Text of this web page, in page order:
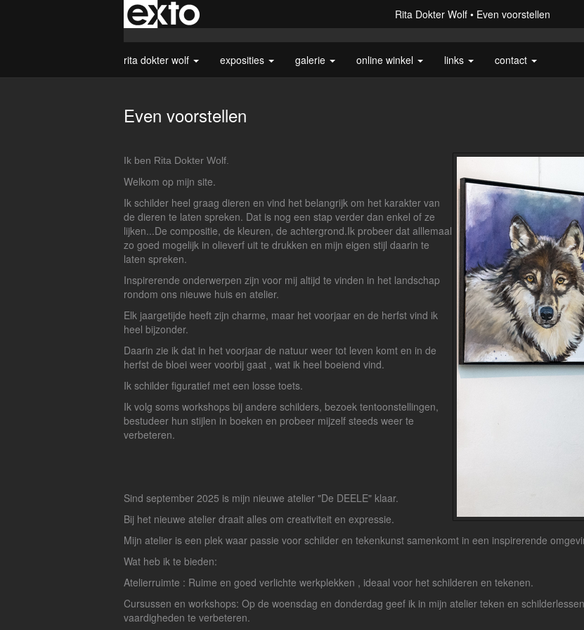
Rita Dokter Wolf Even voorstellen
rita dokter wolf exposities galerie online winkel links contact
Even voorstellen
Ik ben Rita Dokter Wolf.
Welkom op mijn site.
Ik schilder heel graag dieren en vind het belangrijk om het karakter van
de dieren te laten spreken. Dat is nog een stap verder dan enkel of ze
lijken...De compositie, de kleuren, de achtergrond.Ik probeer dat alllemaal
zo goed mogelijk in olieverf uit te drukken en mijn eigen stijl daarin te
laten spreken.
Inspirerende onderwerpen zijn voor mij altijd te vinden in het landschap
rondom ons nieuwe huis en atelier.
Elk jaargetijde heeft zijn charme, maar het voorjaar en de herfst vind ik
heel bijzonder.
Daarin zie ik dat in het voorjaar de natuur weer tot leven komt en in de
herfst de bloei weer voorbij gaat , wat ik heel boeiend vind.
Ik schilder figuratief met een losse toets.
Ik volg soms workshops bij andere schilders, bezoek tentoonstellingen,
bestudeer hun stijlen in boeken en probeer mijzelf steeds weer te
verbeteren.
Sind september 2025 is mijn nieuwe atelier "De DEELE" klaar.
Bij het nieuwe atelier draait alles om creativiteit en expressie.
Mijn atelier is een plek waar passie voor schilder en tekenkunst samenkomt in een inspirerende
Wat heb ik te bieden:
Atelierruimte : Ruime en goed verlichte werkplekken , ideaal voor het schilderen en tekenen.
Cursussen en workshops: Op de woensdag en donderdag geef ik in mijn atelier teken en
vaardigheden te verbeteren.